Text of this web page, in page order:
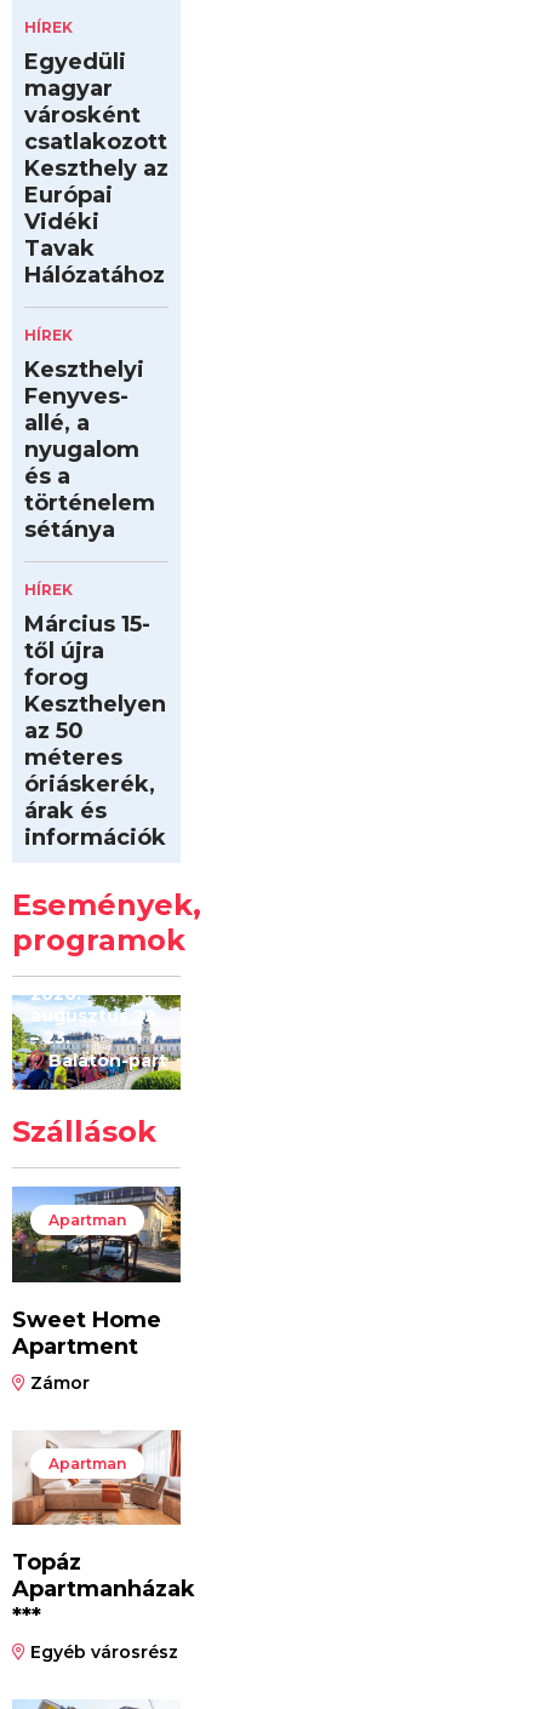
HÍREK
Egyedüli
magyar
városként
csatlakozott
Keszthely az
Európai
Vidéki
Tavak
Hálózatához
HÍREK
Keszthelyi
Fenyves-
allé, a
nyugalom
és a
történelem
sétánya
HÍREK
Március 15-
től újra
forog
Keszthelyen
az 50
méteres
óriáskerék,
árak és
információk
Események,
programok
Kilóméterek
2026
2026.
augusztus 22
– 23.
Balaton-part
Szállások
Apartman
Sweet Home
Apartment
Zámor
Apartman
Topáz
Apartmanházak
***
Egyéb városrész